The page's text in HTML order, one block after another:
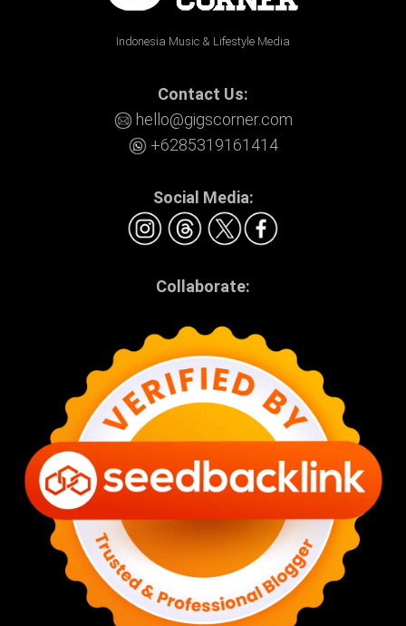
Indonesia Music & Lifestyle Media
Contact Us:
hello@gigscorner.com
+6285319161414
Social Media:
Collaborate: